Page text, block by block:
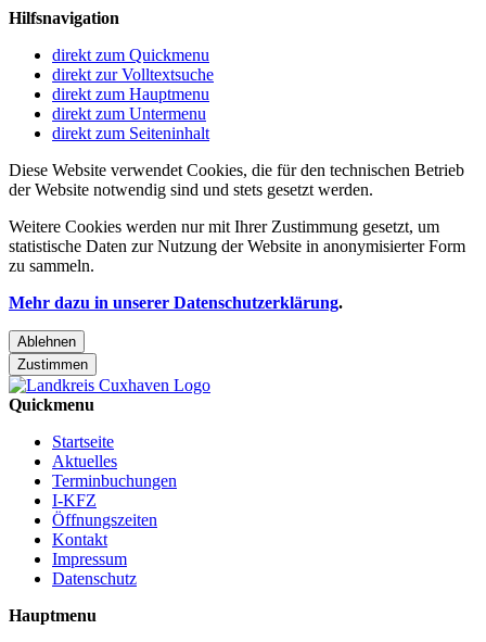
Hilfsnavigation
direkt zum Quickmenu
direkt zur Volltextsuche
direkt zum Hauptmenu
direkt zum Untermenu
direkt zum Seiteninhalt
Diese Website verwendet Cookies, die für den technischen Betrieb
der Website notwendig sind und stets gesetzt werden.
Weitere Cookies werden nur mit Ihrer Zustimmung gesetzt, um
statistische Daten zur Nutzung der Website in anonymisierter Form
zu sammeln.
Mehr dazu in unserer Datenschutzerklärung.
Ablehnen
Zustimmen
Quickmenu
Startseite
Aktuelles
Terminbuchungen
I-KFZ
Öffnungszeiten
Kontakt
Impressum
Datenschutz
Hauptmenu